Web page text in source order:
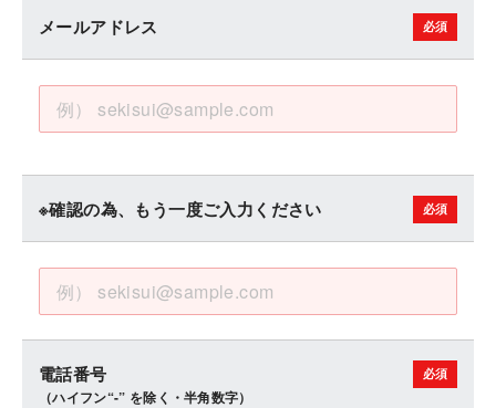
メールアドレス
※確認の為、もう一度ご入力ください
電話番号
（ハイフン“-” を除く・半角数字）